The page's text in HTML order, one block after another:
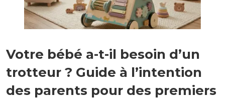
Votre bébé a-t-il besoin d’un
trotteur ? Guide à l’intention
des parents pour des premiers